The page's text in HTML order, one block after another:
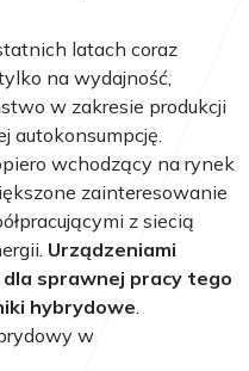
latach coraz
na wydajność,
w zakresie produkcji
autokonsumpcję.
wchodzący na rynek
zainteresowanie
z siecią
Urządzeniami
sprawnej pracy tego
hybrydowe.
w